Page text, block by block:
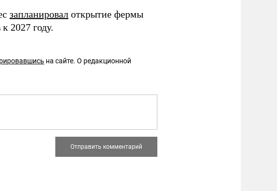
запланировал открытие фермы
2027 году.
на сайте. О редакционной